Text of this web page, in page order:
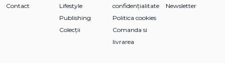
Contact
Lifestyle
Publishing
Colecții
confidențialitate
Politica cookies
Comanda si
livrarea
Newsletter